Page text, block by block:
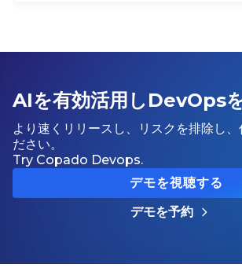
AIを有効活用しDevOps
より速くリリースし、リスクを排除し、
ださい。
Try Copado Devops.
デモを視聴する
デモを予約